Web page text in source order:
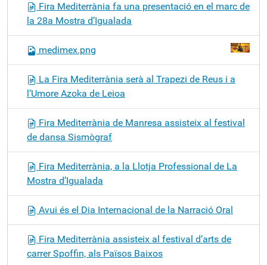
Fira Mediterrània fa una presentació en el marc de
la 28a Mostra d’Igualada
medimex.png
La Fira Mediterrània serà al Trapezi de Reus i a
l’Umore Azoka de Leioa
Fira Mediterrània de Manresa assisteix al festival
de dansa Sismògraf
Fira Mediterrània, a la Llotja Professional de La
Mostra d’Igualada
Avui és el Dia Internacional de la Narració Oral
Fira Mediterrània assisteix al festival d’arts de
carrer Spoffin, als Països Baixos